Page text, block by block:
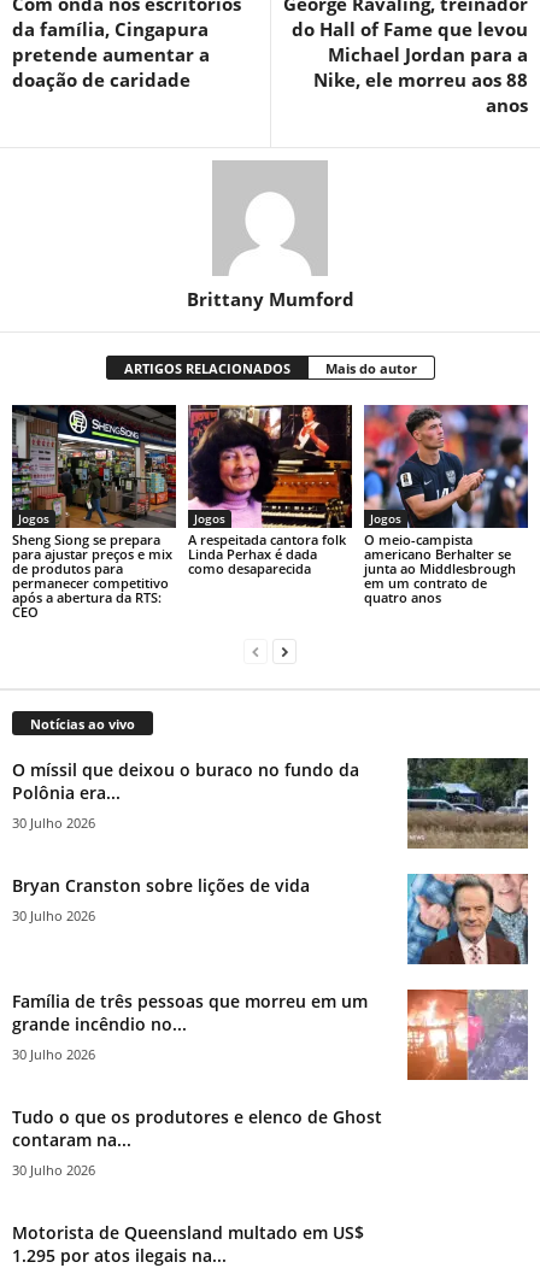
da família, Cingapura
pretende aumentar a
doação de caridade
do Hall of Fame que levou
Michael Jordan para a
Nike, ele morreu aos 88
anos
Brittany Mumford
ARTIGOS RELACIONADOS Mais do autor
Jogos
Sheng Siong se prepara
para ajustar preços e mix
de produtos para
permanecer competitivo
após a abertura da RTS:
CEO
Jogos
A respeitada cantora folk
Linda Perhax é dada
como desaparecida
Jogos
O meio-campista
americano Berhalter se
junta ao Middlesbrough
em um contrato de
quatro anos
Notícias ao vivo
O míssil que deixou o buraco no fundo da
Polônia era...
30 Julho 2026
Bryan Cranston sobre lições de vida
30 Julho 2026
Família de três pessoas que morreu em um
grande incêndio no...
30 Julho 2026
Tudo o que os produtores e elenco de Ghost
contaram na...
30 Julho 2026
Motorista de Queensland multado em US$
1.295 por atos ilegais na...